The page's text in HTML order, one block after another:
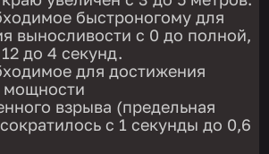
быстроногому для
выносливости с 0 до полной,
до 4 секунд.
для достижения
мощности
взрыва (предельная
с 1 секунды до 0,6